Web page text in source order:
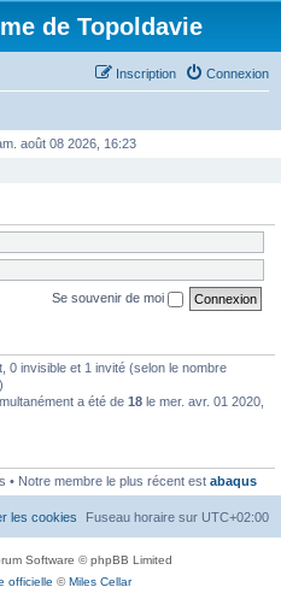
de Topoldavie
Connexion
Inscription
août 08 2026, 16:23
Se souvenir de moi
0 invisible et 1 invité (selon le nombre
a été de 18 le mer. avr. 01 2020,
• Notre membre le plus récent est abaqus
Fuseau horaire sur UTC+02:00
les cookies
Software © phpBB Limited
officielle ©Miles Cellar